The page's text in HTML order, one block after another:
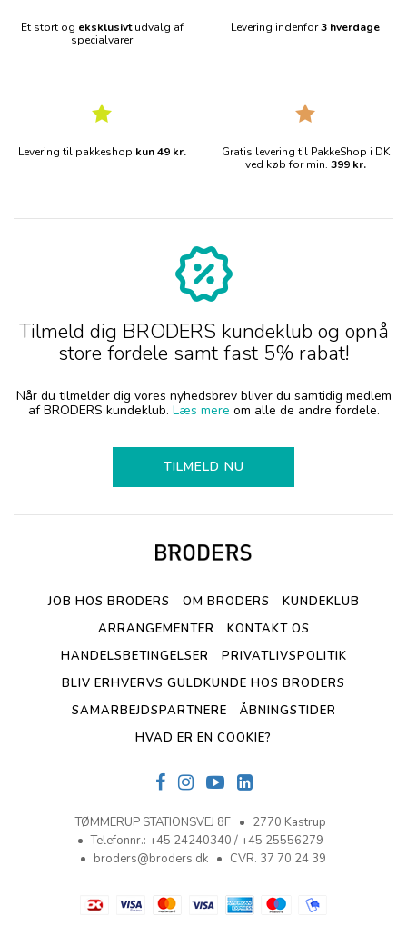
Et stort og eksklusivtudvalg af
specialvarer
Levering indenfor3 hverdage
Levering til pakkeshop kun 49 kr.
Gratis levering til PakkeShop i DK
ved køb for min. 399 kr.
Tilmeld dig BRODERS kundeklub og opnå
store fordele samt fast 5% rabat!
Når du tilmelder dig vores nyhedsbrev bliver du samtidig medlem
af BRODERS kundeklub. Læs mere om alle de andre fordele.
TILMELD NU
JOB HOS BRODERS OM BRODERS
KUNDEKLUB
ARRANGEMENTER
KONTAKT OS
HANDELSBETINGELSER
PRIVATLIVSPOLITIK
BLIV ERHVERVS GULDKUNDE HOS BRODERS
SAMARBEJDSPARTNERE
ÅBNINGSTIDER
HVAD ER EN COOKIE?
TØMMERUP STATIONSVEJ 8F
2770 Kastrup
Telefonnr.: +45 24240340 / +45 25556279
broders@broders.dk
CVR. 37 70 24 39